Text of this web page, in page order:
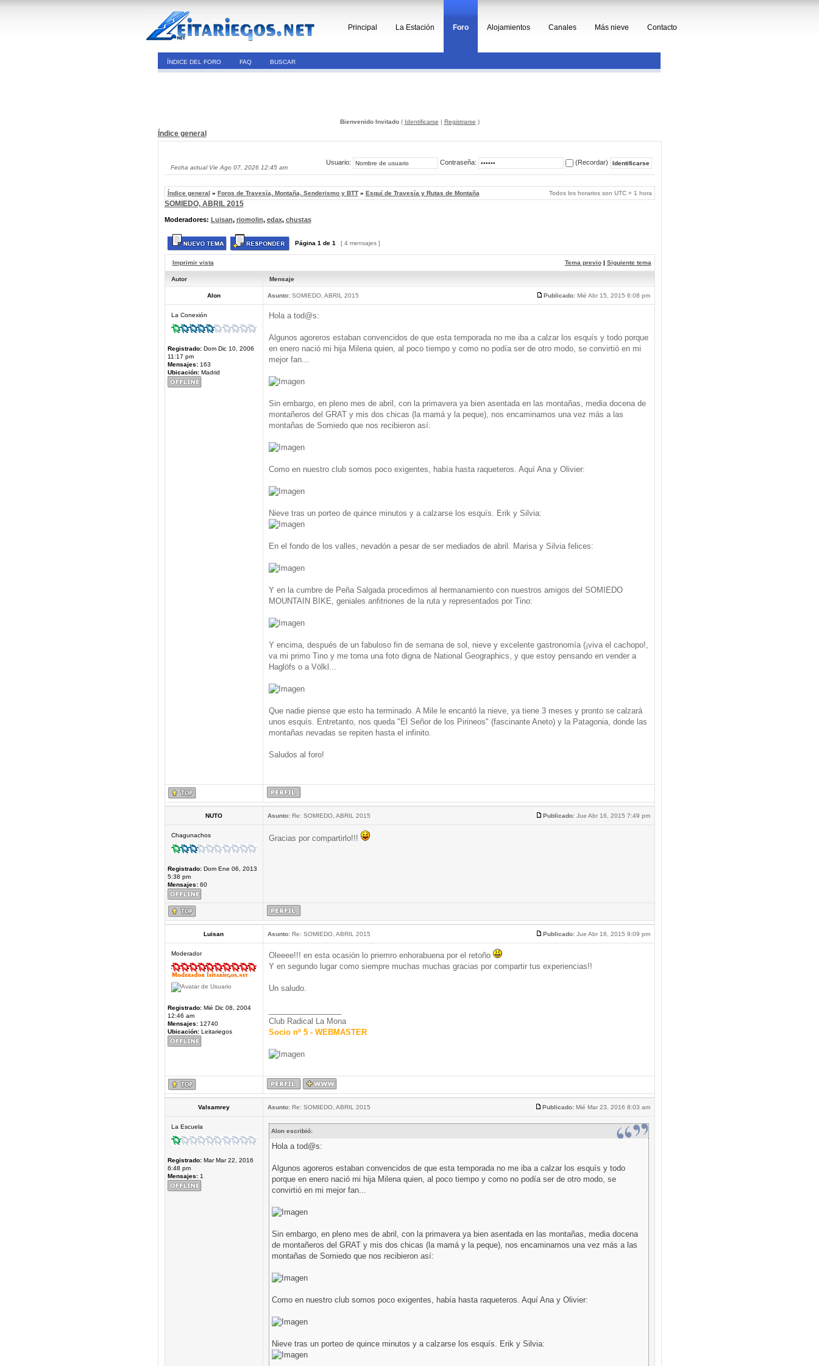
Principal La Estación Foro Alojamientos Canales Más nieve Contacto
ÍNDICE DEL FORO FAQ BUSCAR
Bienvenido Invitado( Identificarse | Registrarse )
Índice general
Fecha actual Vie Ago 07, 2026 12:45 am
Usuario: Contraseña: (Recordar)
Índice general » Foros de Travesía, Montaña, Senderismo y BTT» Esquí de Travesía y Rutas de Montaña Todos los horarios son UTC + 1 hora
SOMIEDO, ABRIL 2015
Moderadores: Luisan, riomolin, edax, chustas
Página 1 de 1 [ 4 mensajes ]
Imprimir vista Tema previo| Siguiente tema
Autor Mensaje
Alon Asunto:SOMIEDO, ABRIL 2015 Publicado:Mié Abr 15, 2015 6:08 pm
La Conexión
Registrado:Dom Dic 10, 2006
11:17 pm
Mensajes:163
Ubicación:Madrid
Hola a tod@s:
Algunos agoreros estaban convencidos de que esta temporada no me iba a calzar los esquís y todo porque
en enero nació mi hija Milena quien, al poco tiempo y como no podía ser de otro modo, se convirtió en mi
mejor fan...
Sin embargo, en pleno mes de abril, con la primavera ya bien asentada en las montañas, media docena de
montañeros del GRAT y mis dos chicas (la mamá y la peque), nos encaminamos una vez más a las
montañas de Somiedo que nos recibieron así:
Como en nuestro club somos poco exigentes, había hasta raqueteros. Aquí Ana y Olivier:
Nieve tras un porteo de quince minutos y a calzarse los esquís. Erik y Silvia:
En el fondo de los valles, nevadón a pesar de ser mediados de abril. Marisa y Silvia felices:
Y en la cumbre de Peña Salgada procedimos al hermanamiento con nuestros amigos del SOMIEDO
MOUNTAIN BIKE, geniales anfitriones de la ruta y representados por Tino:
Y encima, después de un fabuloso fin de semana de sol, nieve y excelente gastronomía (¡viva el cachopo!,
va mi primo Tino y me toma una foto digna de National Geographics, y que estoy pensando en vender a
Haglöfs o a Völkl...
Que nadie piense que esto ha terminado. A Mile le encantó la nieve, ya tiene 3 meses y pronto se calzará
unos esquís. Entretanto, nos queda "El Señor de los Pirineos" (fascinante Aneto) y la Patagonia, donde las
montañas nevadas se repiten hasta el infinito.
Saludos al foro!
NUTO Asunto:Re: SOMIEDO, ABRIL 2015 Publicado:Jue Abr 16, 2015 7:49 pm
Chagunachos
Registrado:Dom Ene 06, 2013
5:38 pm
Mensajes:60
Gracias por compartirlo!!!
Luisan Asunto:Re: SOMIEDO, ABRIL 2015 Publicado:Jue Abr 16, 2015 9:09 pm
Moderador
Registrado:Mié Dic 08, 2004
12:46 am
Mensajes:12740
Ubicación:Leitariegos
Oleeee!!! en esta ocasión lo priemro enhorabuena por el retoño
Y en segundo lugar como siempre muchas muchas gracias por compartir tus experiencias!!
Un saludo.
Club Radical La Mona
Socio nº 5 - WEBMASTER
Valsamrey Asunto:Re: SOMIEDO, ABRIL 2015 Publicado:Mié Mar 23, 2016 8:03 am
La Escuela
Registrado:Mar Mar 22, 2016
6:48 pm
Mensajes:1
Alon escribió:
Hola a tod@s:
Algunos agoreros estaban convencidos de que esta temporada no me iba a calzar los esquís y todo
porque en enero nació mi hija Milena quien, al poco tiempo y como no podía ser de otro modo, se
convirtió en mi mejor fan...
Sin embargo, en pleno mes de abril, con la primavera ya bien asentada en las montañas, media docena
de montañeros del GRAT y mis dos chicas (la mamá y la peque), nos encaminamos una vez más a las
montañas de Somiedo que nos recibieron así:
Como en nuestro club somos poco exigentes, había hasta raqueteros. Aquí Ana y Olivier:
Nieve tras un porteo de quince minutos y a calzarse los esquís. Erik y Silvia: